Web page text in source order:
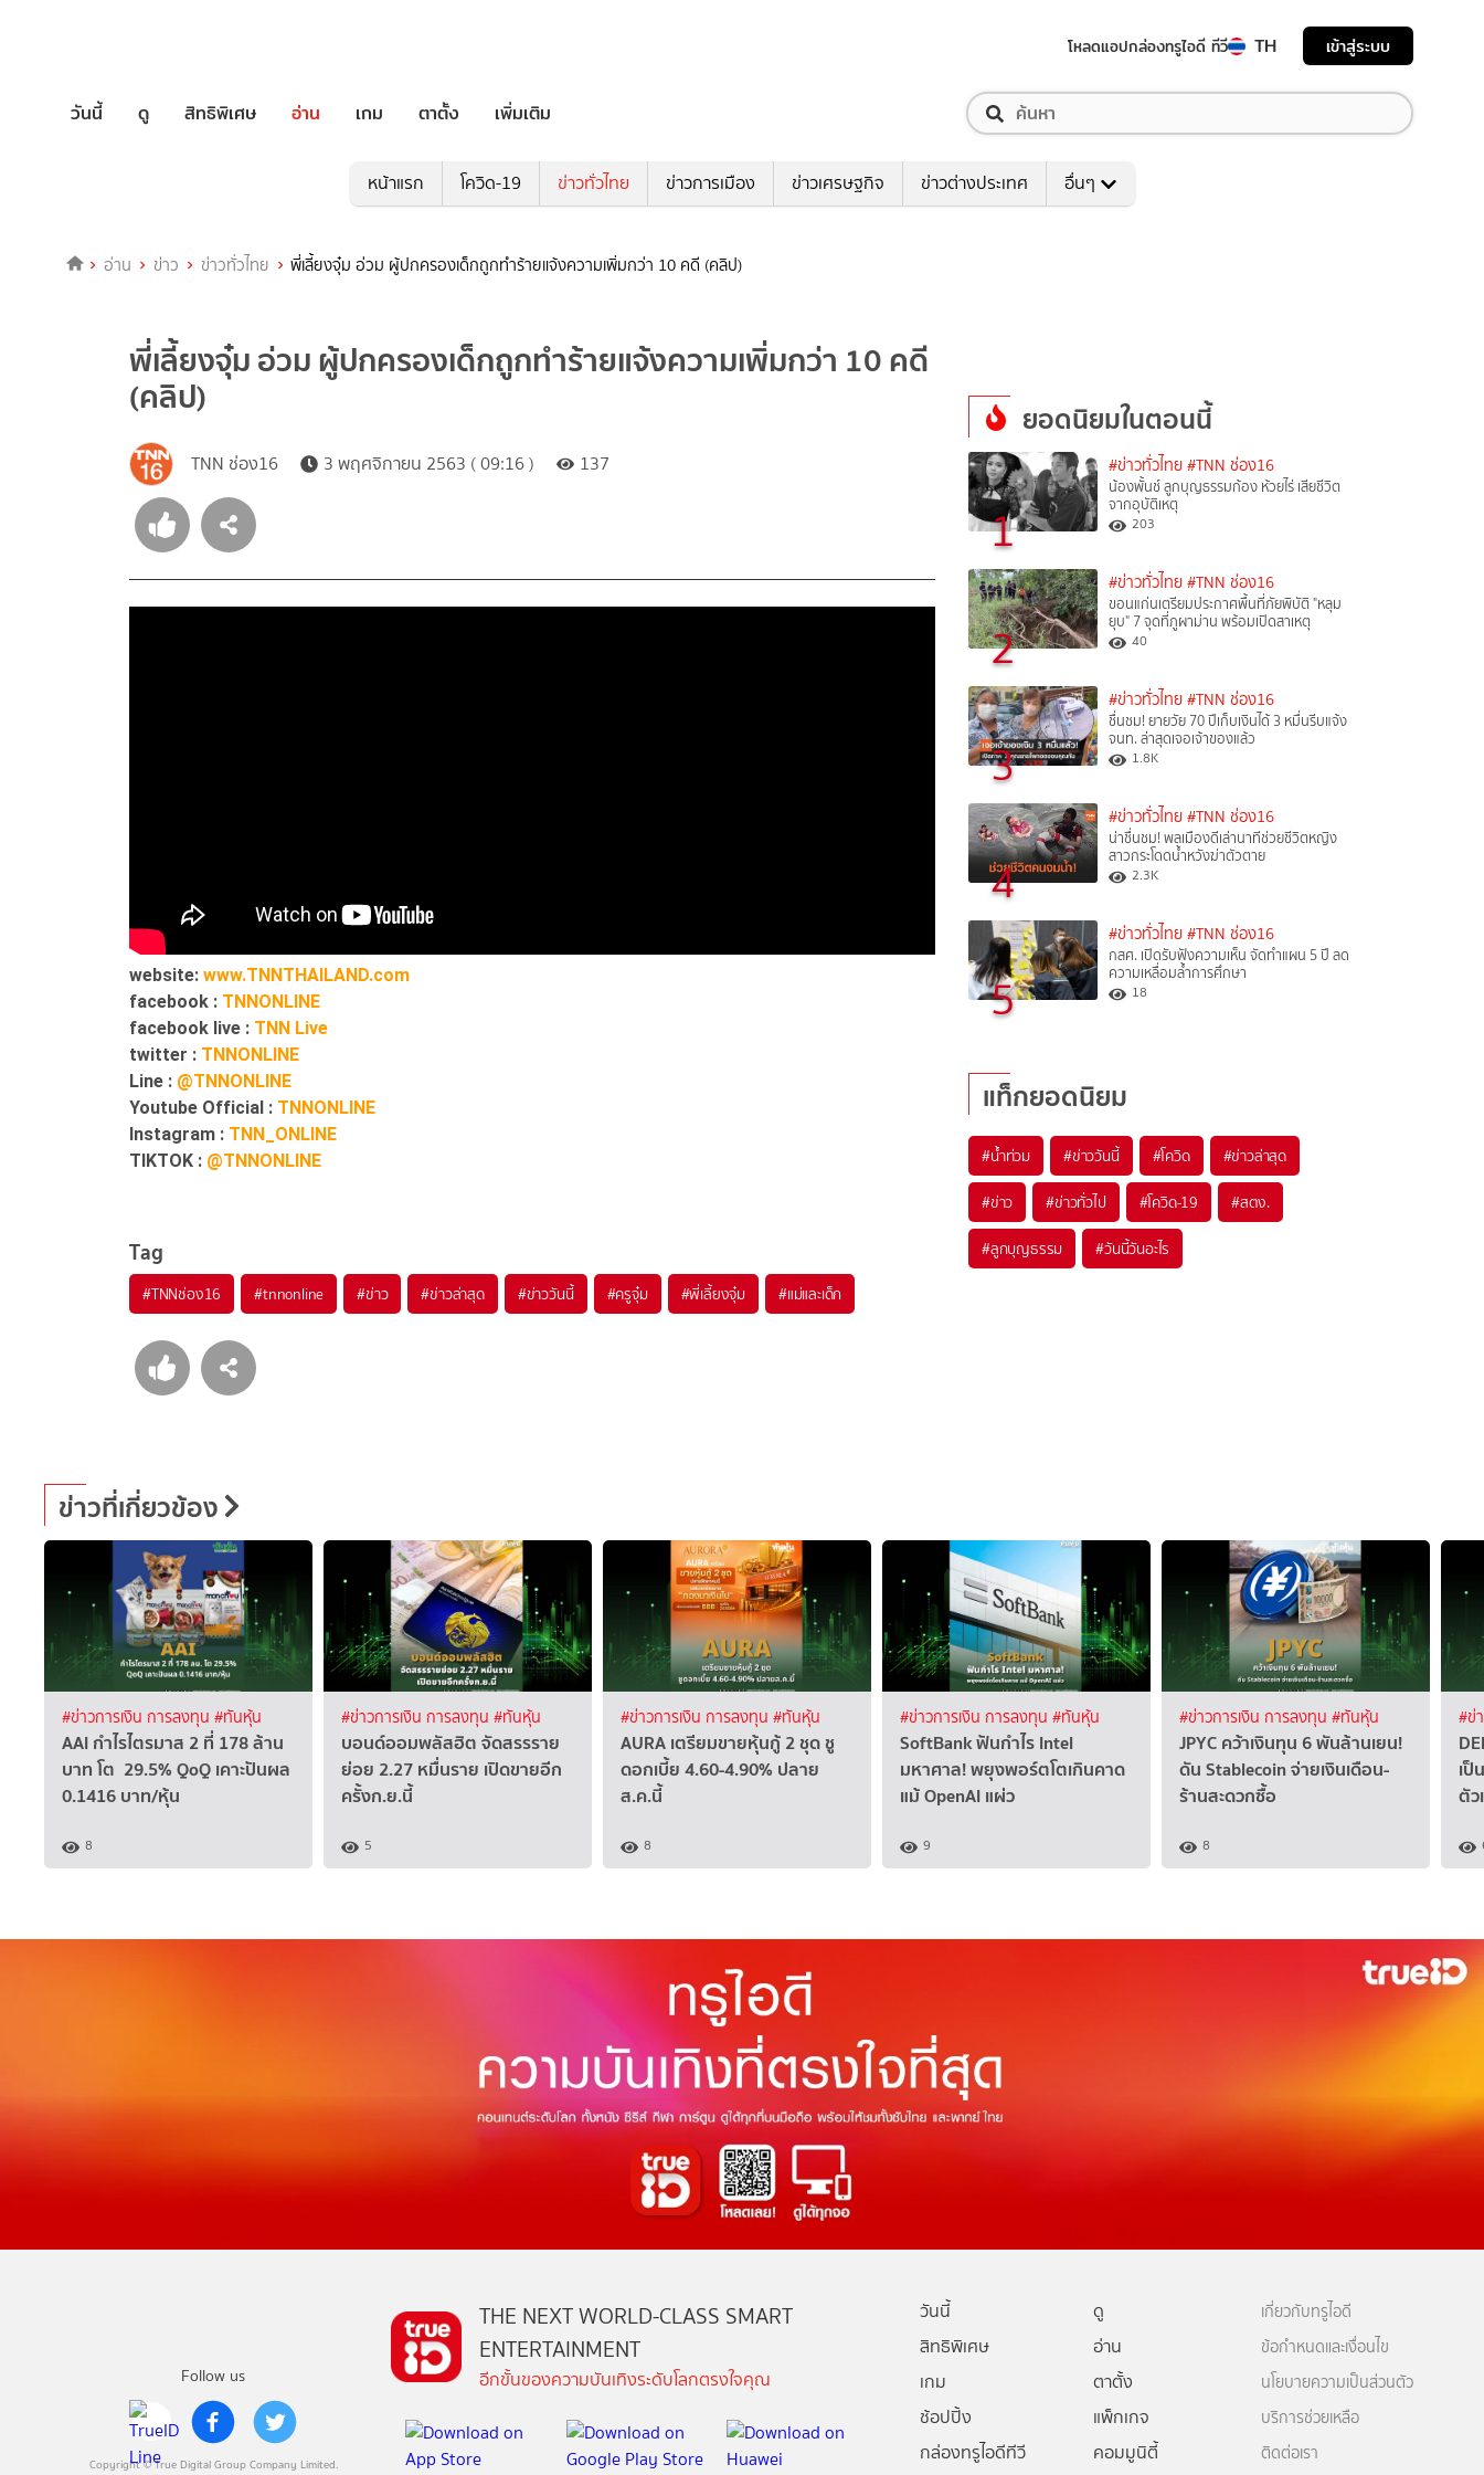
โหลดแอปกล่องทรูไอดี ทีวี TH เข้าสู่ระบบ
วันนี้ ดู สิทธิพิเศษ อ่าน เกม ตาตั้ง เพิ่มเติม
หน้าแรก โควิด-19 ข่าวทั่วไทย ข่าวการเมือง ข่าวเศรษฐกิจ ข่าวต่างประเทศ อื่นๆ
อ่าน ข่าว ข่าวทั่วไทย พี่เลี้ยงจุ๋ม อ่วม ผู้ปกครองเด็กถูกทำร้ายแจ้งความเพิ่มกว่า 10 คดี (คลิป)
พี่เลี้ยงจุ๋ม อ่วม ผู้ปกครองเด็กถูกทำร้ายแจ้งความเพิ่มกว่า 10 คดี
(คลิป)
TNN ช่อง16 3 พฤศจิกายน 2563 ( 09:16 ) 137
website: www.TNNTHAILAND.com
facebook : TNNONLINE
facebook live : TNN Live
twitter : TNNONLINE
Line : @TNNONLINE
Youtube Official : TNNONLINE
Instagram : TNN_ONLINE
TIKTOK : @TNNONLINE
Tag
#TNNช่อง16 #tnnonline #ข่าว #ข่าวล่าสุด #ข่าววันนี้ #ครูจุ๋ม #พี่เลี้ยงจุ๋ม #แม่และเด็ก
ยอดนิยมในตอนนี้
1
#ข่าวทั่วไทย #TNN ช่อง16
น้องพั้นช์ ลูกบุญธรรมก้อง ห้วยไร่ เสียชีวิต
จากอุบัติเหตุ
203
2
#ข่าวทั่วไทย #TNN ช่อง16
ขอนแก่นเตรียมประกาศพื้นที่ภัยพิบัติ "หลุม
ยุบ" 7 จุดที่ภูผาม่าน พร้อมเปิดสาเหตุ
40
3
#ข่าวทั่วไทย #TNN ช่อง16
ชื่นชม! ยายวัย 70 ปีเก็บเงินได้ 3 หมื่นรีบแจ้ง
จนท. ล่าสุดเจอเจ้าของแล้ว
1.8K
4
#ข่าวทั่วไทย #TNN ช่อง16
น่าชื่นชม! พลเมืองดีเล่านาทีช่วยชีวิตหญิง
สาวกระโดดน้ำหวังฆ่าตัวตาย
2.3K
5
#ข่าวทั่วไทย #TNN ช่อง16
กสศ. เปิดรับฟังความเห็น จัดทำแผน 5 ปี ลด
ความเหลื่อมล้ำการศึกษา
18
แท็กยอดนิยม
#น้ำท่วม #ข่าววันนี้ #โควิด #ข่าวล่าสุด
#ข่าว #ข่าวทั่วไป #โควิด-19 #สตง.
#ลูกบุญธรรม #วันนี้วันอะไร
ข่าวที่เกี่ยวข้อง
#ข่าวการเงิน การลงทุน #ทันหุ้น
AAI กำไรไตรมาส 2 ที่ 178 ล้าน
บาท โต 29.5% QoQ เคาะปันผล
0.1416 บาท/หุ้น
8
#ข่าวการเงิน การลงทุน #ทันหุ้น
บอนด์ออมพลัสฮิต จัดสรรราย
ย่อย 2.27 หมื่นราย เปิดขายอีก
ครั้งก.ย.นี้
5
#ข่าวการเงิน การลงทุน #ทันหุ้น
AURA เตรียมขายหุ้นกู้ 2 ชุด ชู
ดอกเบี้ย 4.60-4.90% ปลาย
ส.ค.นี้
8
#ข่าวการเงิน การลงทุน #ทันหุ้น
SoftBank ฟันกำไร Intel
มหาศาล! พยุงพอร์ตโตเกินคาด
แม้ OpenAI แผ่ว
9
#ข่าวการเงิน การลงทุน #ทันหุ้น
JPYC คว้าเงินทุน 6 พันล้านเยน!
ดัน Stablecoin จ่ายเงินเดือน-
ร้านสะดวกซื้อ
8
#ข่
เ
ตัว
Follow us
Copyright © True Digital Group Company Limited.
THE NEXT WORLD-CLASS SMART
ENTERTAINMENT
อีกขั้นของความบันเทิงระดับโลกตรงใจคุณ
วันนี้
ดู
สิทธิพิเศษ
อ่าน
เกม
ตาตั้ง
ช้อปปิ้ง
แพ็กเกจ
กล่องทรูไอดีทีวี
คอมมูนิตี้
เกี่ยวกับทรูไอดี
ข้อกำหนดและเงื่อนไข
นโยบายความเป็นส่วนตัว
บริการช่วยเหลือ
ติดต่อเรา